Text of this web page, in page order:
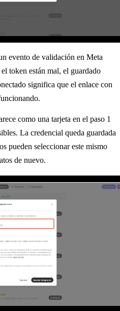
evento de validación en Meta
token están mal, el guardado
significa que el enlace con
como una tarjeta en el paso 1
La credencial queda guardada
pueden seleccionar este mismo
de nuevo.